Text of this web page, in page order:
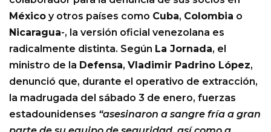
México y otros países como Cuba, Colombia o
Nicaragua-, la versión oficial venezolana es
radicalmente distinta. Según La Jornada, el
ministro de la Defensa, Vladimir Padrino López,
denunció que, durante el operativo de extracción,
la madrugada del sábado 3 de enero, fuerzas
estadounidenses “asesinaron a sangre fría a gran